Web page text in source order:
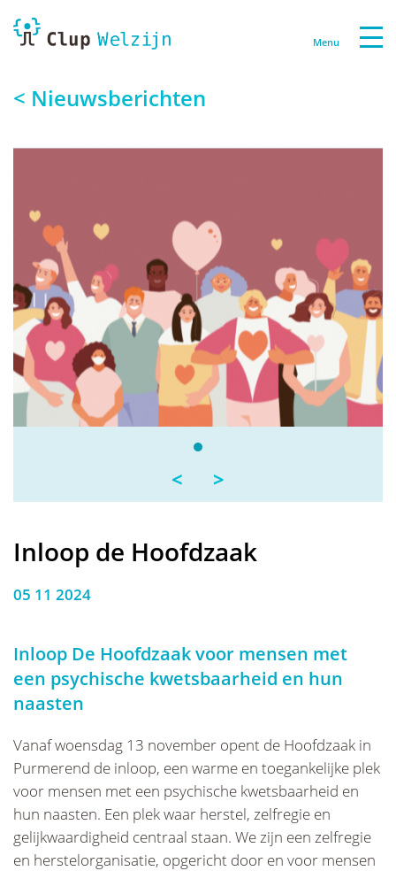
Menu
< Nieuwsberichten
< >
Inloop de Hoofdzaak
05 11 2024
Inloop De Hoofdzaak voor mensen met
een psychische kwetsbaarheid en hun
naasten
Vanaf woensdag 13 november opent de Hoofdzaak in
Purmerend de inloop, een warme en toegankelijke plek
voor mensen met een psychische kwetsbaarheid en
hun naasten. Een plek waar herstel, zelfregie en
gelijkwaardigheid centraal staan. We zijn een zelfregie
en herstelorganisatie, opgericht door en voor mensen